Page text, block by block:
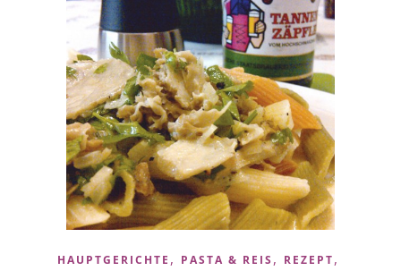
HAUPTGERICHTE , PASTA & REIS , REZEPT,